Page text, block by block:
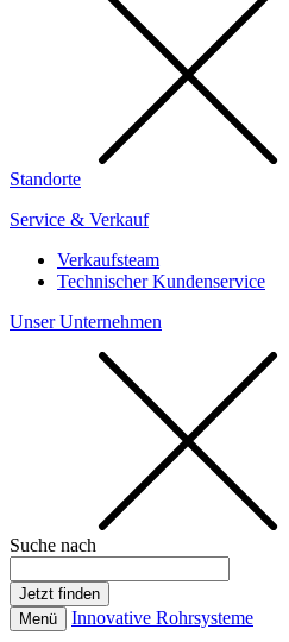
Standorte
Service & Verkauf
Verkaufsteam
Technischer Kundenservice
Unser Unternehmen
Suche nach
Menü Innovative Rohrsysteme